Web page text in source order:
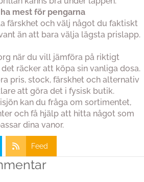
mest för pengarna
färskhet och välj något du faktiskt
än att bara välja lägsta prislapp.
när du vill jämföra på riktigt
räcker att köpa sin vanliga dosa.
pris, stock, färskhet och alternativ
att göra det i fysisk butik.
kan du fråga om sortimentet,
och få hjälp att hitta något som
dina vanor.
Feed